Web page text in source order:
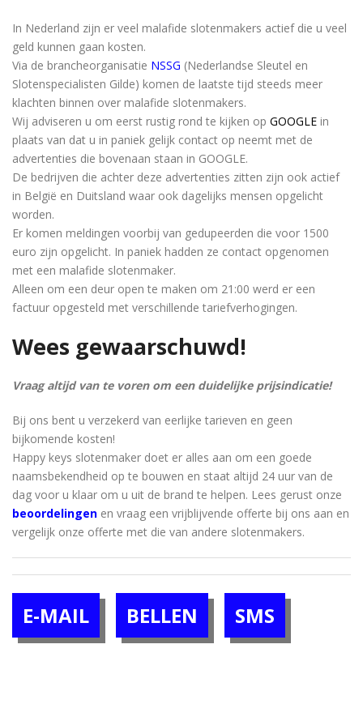
In Nederland zijn er veel malafide slotenmakers actief die u veel
geld kunnen gaan kosten.
Via de brancheorganisatie NSSG (Nederlandse Sleutel en
Slotenspecialisten Gilde) komen de laatste tijd steeds meer
klachten binnen over malafide slotenmakers.
Wij adviseren u om eerst rustig rond te kijken op GOOGLE in
plaats van dat u in paniek gelijk contact op neemt met de
advertenties die bovenaan staan in GOOGLE.
De bedrijven die achter deze advertenties zitten zijn ook actief
in België en Duitsland waar ook dagelijks mensen opgelicht
worden.
Er komen meldingen voorbij van gedupeerden die voor 1500
euro zijn opgelicht. In paniek hadden ze contact opgenomen
met een malafide slotenmaker.
Alleen om een ​​deur open te maken om 21:00 werd er een
factuur opgesteld met verschillende tariefverhogingen.
Wees gewaarschuwd!
Vraag altijd van te voren om een ​​duidelijke prijsindicatie!
Bij ons bent u verzekerd van eerlijke tarieven en geen
bijkomende kosten!
Happy keys slotenmaker doet er alles aan om een ​​goede
naamsbekendheid op te bouwen en staat altijd 24 uur van de
dag voor u klaar om u uit de brand te helpen. Lees gerust onze
beoordelingen en vraag een vrijblijvende offerte bij ons aan en
vergelijk onze offerte met die van andere slotenmakers.
E-MAIL BELLEN SMS